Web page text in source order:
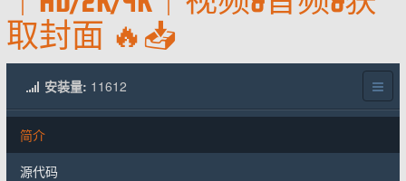
取封面 🔥📥
安装量: 11612
简介
源代码